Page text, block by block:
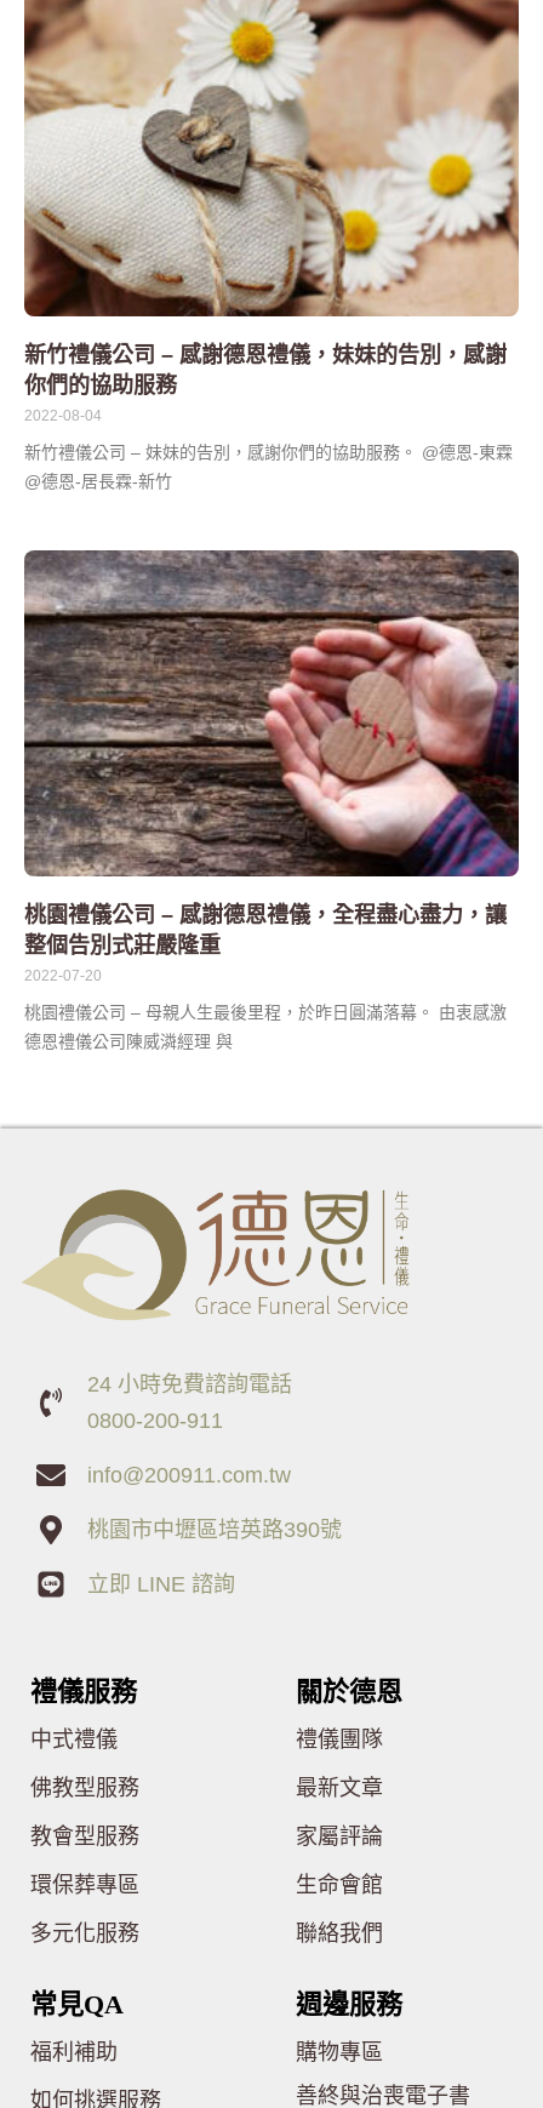
新竹禮儀公司 – 感謝德恩禮儀，妹妹的告別，感謝
你們的協助服務
2022-08-04
新竹禮儀公司 – 妹妹的告別，感謝你們的協助服務。 @德恩-東霖
@德恩-居長霖-新竹
桃園禮儀公司 – 感謝德恩禮儀，全程盡心盡力，讓
整個告別式莊嚴隆重
2022-07-20
桃園禮儀公司 – 母親人生最後里程，於昨日圓滿落幕。 由衷感激
德恩禮儀公司陳威潾經理 與
24 小時免費諮詢電話
0800-200-911
info@200911.com.tw
桃園市中壢區培英路390號
立即 LINE 諮詢
禮儀服務
中式禮儀
佛教型服務
教會型服務
環保葬專區
多元化服務
關於德恩
禮儀團隊
最新文章
家屬評論
生命會館
聯絡我們
常見QA
福利補助
如何挑選服務
週邊服務
購物專區
善終與治喪電子書